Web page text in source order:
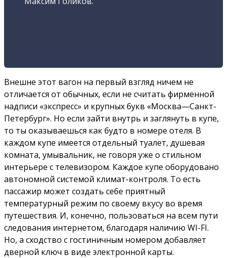
Внешне этот вагон на первый взгляд ничем не
отличается от обычных, если не считать фирменной
надписи «экспресс» и крупных букв «Москва—Санкт-
Петербург». Но если зайти внутрь и заглянуть в купе,
то ты оказываешься как будто в номере отеля. В
каждом купе имеется отдельный туалет, душевая
комната, умывальник, не говоря уже о стильном
интерьере с телевизором. Каждое купе оборудовано
автономной системой климат-контроля. То есть
пассажир может создать себе приятный
температурный режим по своему вкусу во время
путешествия. И, конечно, пользоваться на всем пути
следования интернетом, благодаря наличию WI-FI.
Но, а сходство с гостиничным номером добавляет
дверной ключ в виде электронной карты.